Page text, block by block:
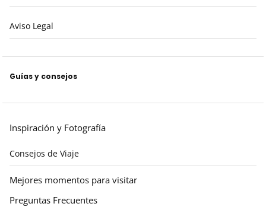
Aviso Legal
Guías y consejos
Inspiración y Fotografía
Consejos de Viaje
Mejores momentos para visitar
Preguntas Frecuentes